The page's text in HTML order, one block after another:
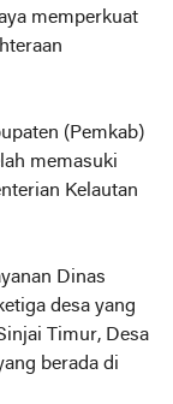
memperkuat
(Pemkab)
memasuki
Kelautan
Dinas
desa yang
Timur, Desa
berada di